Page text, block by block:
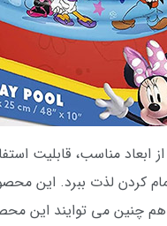
کردن لذت ببرد. این
هم چنین می توایند این